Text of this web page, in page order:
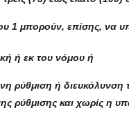
1 μπορούν, επίσης, να
ή εκ του νόμου ή
ρύθμιση ή διευκόλυνση
ρύθμισης και χωρίς η